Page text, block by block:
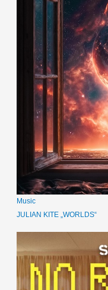
Music
JULIAN KITE „WORLDS“